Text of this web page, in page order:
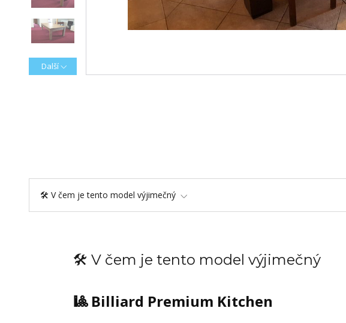
Další
🛠️ V čem je tento model výjimečný
🛠️ V čem je tento model výjimečný
🎱 Billiard Premium Kitchen